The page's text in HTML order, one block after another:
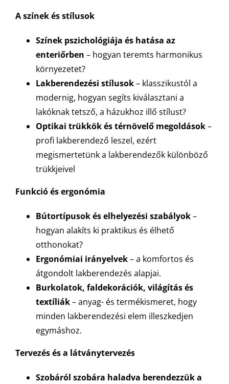
A színek és stílusok
Színek pszichológiája és hatása az
enteriőrben – hogyan teremts harmonikus
környezetet?
Lakberendezési stílusok– klasszikustól a
modernig, hogyan segíts kiválasztani a
lakóknak tetsző, a házukhoz illő stílust?
Optikai trükkök és térnövelő megoldások–
profi lakberendező leszel, ezért
megismertetünk a lakberendezők különböző
trükkjeivel
Funkció és ergonómia
Bútortípusok és elhelyezési szabályok–
hogyan alakíts ki praktikus és élhető
otthonokat?
Ergonómiai irányelvek– a komfortos és
átgondolt lakberendezés alapjai.
Burkolatok, faldekorációk, világítás és
textíliák– anyag- és termékismeret, hogy
minden lakberendezési elem illeszkedjen
egymáshoz.
Tervezés és a látványtervezés
Szobáról szobára haladva berendezzük a